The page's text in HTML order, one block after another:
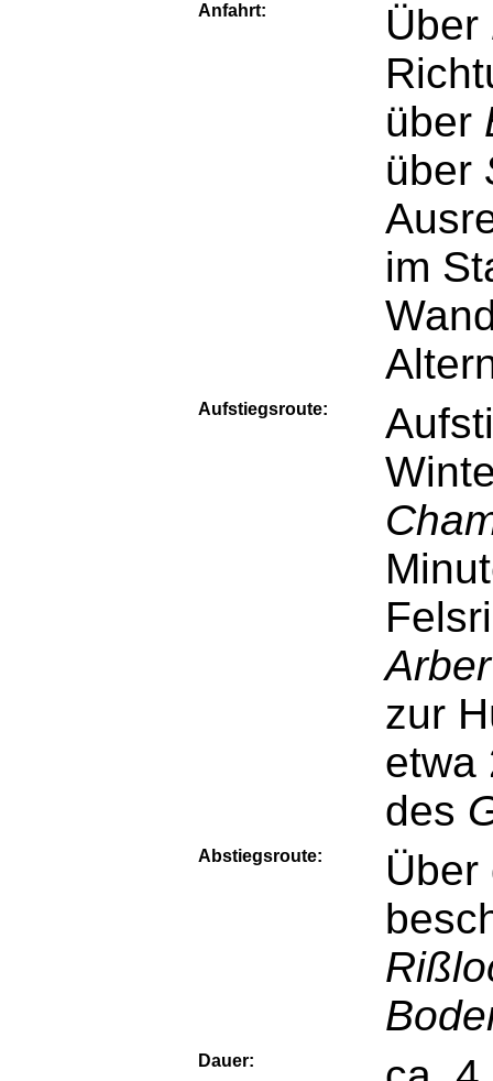
Anfahrt: Über
über
über
im
Aufstiegsroute:
Arber
zur
etwa
des
Abstiegsroute:
Über
Dauer: